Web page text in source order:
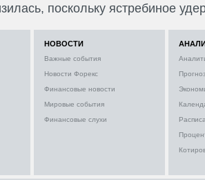
поскольку ястребиное
НОВОСТИ
Важные события
Новости Форекс
Финансовые новости
Мировые события
Финансовые слухи